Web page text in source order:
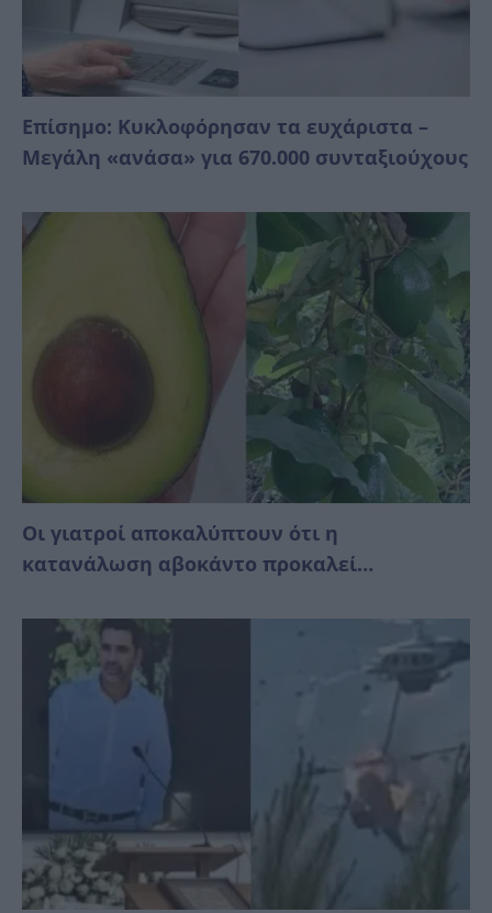
Επίσημο: Κυκλοφόρησαν τα ευχάριστα –
Μεγάλη «ανάσα» για 670.000 συνταξιούχους
Οι γιατροί αποκαλύπτουν ότι η
κατανάλωση αβοκάντο προκαλεί…